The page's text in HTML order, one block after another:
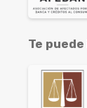
Te